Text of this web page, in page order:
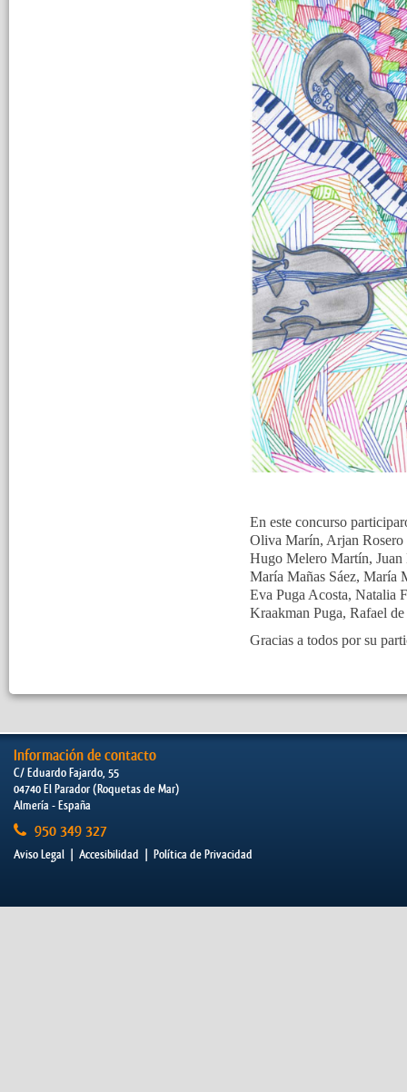
En este concurso
Oliva Marín, Arjan
Hugo Melero Martín, Juan
María Mañas Sáez, María
Eva Puga Acosta, Natalia
Kraakman Puga, Rafael
Gracias a todos por su
Información de contacto
C/ Eduardo Fajardo, 55
04740 El Parador (Roquetas de Mar)
Almería - España
950 349 327
Aviso Legal Accesibilidad Política de Privacidad